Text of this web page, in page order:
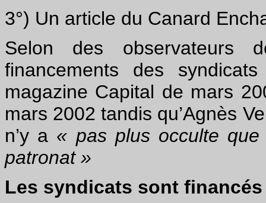
3°) Un article du Canard
Selon des observateurs
financements des
magazine Capital de mars
mars 2002 tandis qu’Agnès
n’y a « pas plus occulte
patronat »
Les syndicats sont